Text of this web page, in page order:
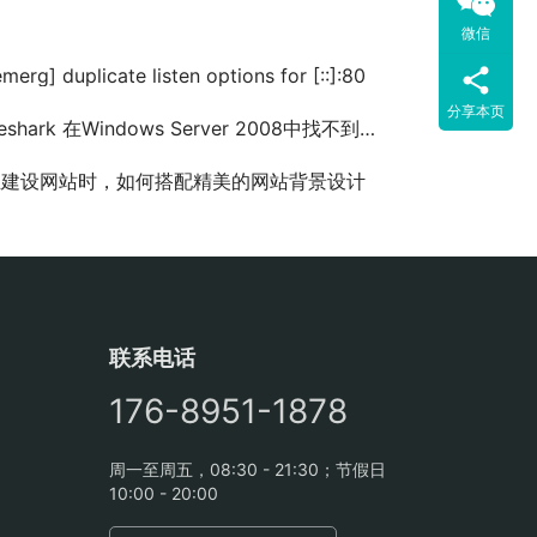
duplicate listen options for [::]:80
在Windows Server 2008中找不到本地网络接口
设网站时，如何搭配精美的网站背景设计
联系电话
176-8951-1878
周一至周五，08:30 - 21:30；节假日
10:00 - 20:00
微信
分享本页